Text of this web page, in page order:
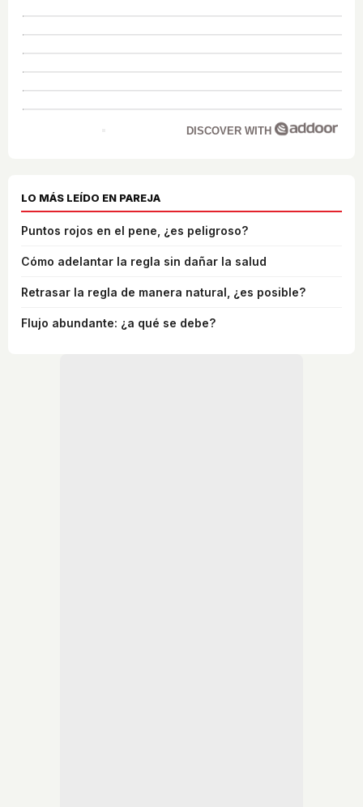
DISCOVER WITH
LO MÁS LEÍDO EN PAREJA
Puntos rojos en el pene, ¿es peligroso?
Cómo adelantar la regla sin dañar la salud
Retrasar la regla de manera natural, ¿es posible?
Flujo abundante: ¿a qué se debe?